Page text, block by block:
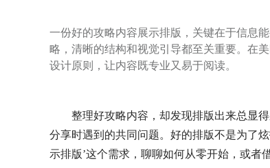
一份好的攻略内容展示排版，关键在于信息
略，清晰的结构和视觉引导都至关重要。在
设计原则，让内容既专业又易于阅读。
整理好攻略内容，却发现排版出来总显
分享时遇到的共同问题。好的排版不是为了
示排版’这个需求，聊聊如何从零开始，或者